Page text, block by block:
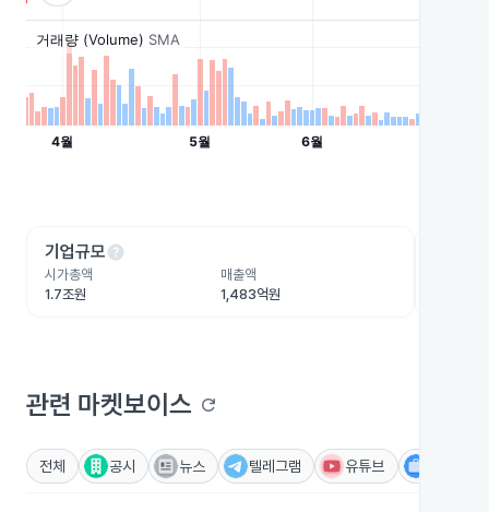
기업규모help
시가총액
1.7조원
매출액
1,483억원
관련 마켓보이스 refresh
전체 공시 뉴스 텔레그램 유튜브